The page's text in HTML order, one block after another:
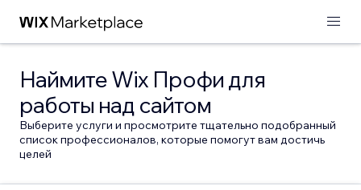
Наймите Wix Профи для
работы над сайтом
Выберите услуги и просмотрите тщательно подобранный
список профессионалов, которые помогут вам достичь
целей